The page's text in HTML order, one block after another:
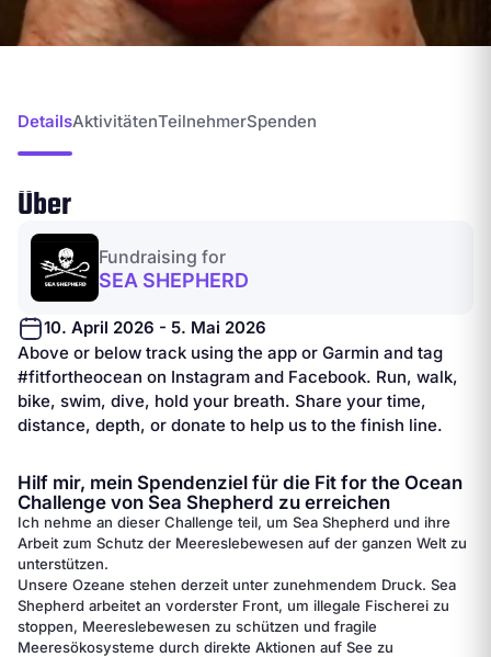
DetailsAktivitätenTeilnehmerSpenden
Über
Fundraising for
SEA SHEPHERD
10. April 2026 - 5. Mai 2026
Above or below track using the app or Garmin and tag
#fitfortheocean on Instagram and Facebook. Run, walk,
bike, swim, dive, hold your breath. Share your time,
distance, depth, or donate to help us to the finish line.
Hilf mir, mein Spendenziel für die Fit for the Ocean
Challenge von Sea Shepherd zu erreichen
Ich nehme an dieser Challenge teil, um Sea Shepherd und ihre
Arbeit zum Schutz der Meereslebewesen auf der ganzen Welt zu
unterstützen.
Unsere Ozeane stehen derzeit unter zunehmendem Druck. Sea
Shepherd arbeitet an vorderster Front, um illegale Fischerei zu
stoppen, Meereslebewesen zu schützen und fragile
Meeresökosysteme durch direkte Aktionen auf See zu